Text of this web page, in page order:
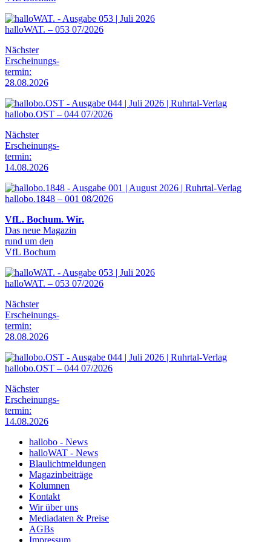
halloWAT. – 053 07/2026
Nächster
Erscheinungs-
termin:
28.08.2026
hallobo.OST – 044 07/2026
Nächster
Erscheinungs-
termin:
14.08.2026
hallobo.1848 – 001 08/2026
VfL. Bochum. Wir.
Das neue Magazin
rund um den
VfL Bochum
halloWAT. – 053 07/2026
Nächster
Erscheinungs-
termin:
28.08.2026
hallobo.OST – 044 07/2026
Nächster
Erscheinungs-
termin:
14.08.2026
hallobo - News
halloWAT - News
Blaulichtmeldungen
Magazinbeiträge
Kolumnen
Kontakt
Wir über uns
Mediadaten & Preise
AGBs